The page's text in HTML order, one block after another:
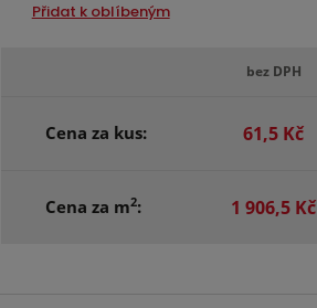
Přidat k oblíbeným
bez DPH
Cena za kus: 61,5 Kč
Cena za m2: 1 906,5 Kč